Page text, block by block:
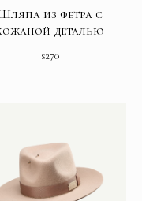
из фетра с
деталью
$270